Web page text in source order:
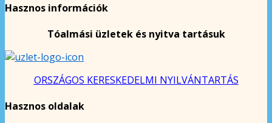
Hasznos információk
Tóalmási üzletek és nyitva tartásuk
ORSZÁGOS KERESKEDELMI NYILVÁNTARTÁS
Hasznos oldalak